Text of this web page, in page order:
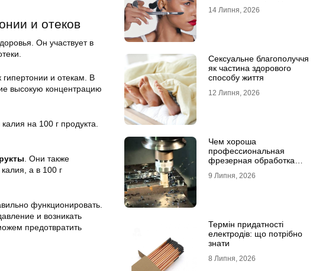
и отеков
Он участвует в
гипертонии и отекам. В
высокую концентрацию
на 100 г продукта.
. Они также
а в 100 г
функционировать.
и возникать
предотвратить
14 Липня, 2026
Сексуальне благополуччя
як частина здорового
способу життя
12 Липня, 2026
Чем хороша
профессиональная
фрезерная обработка
9 Липня, 2026
Термін придатності
електродів: що потрібно
знати
8 Липня, 2026